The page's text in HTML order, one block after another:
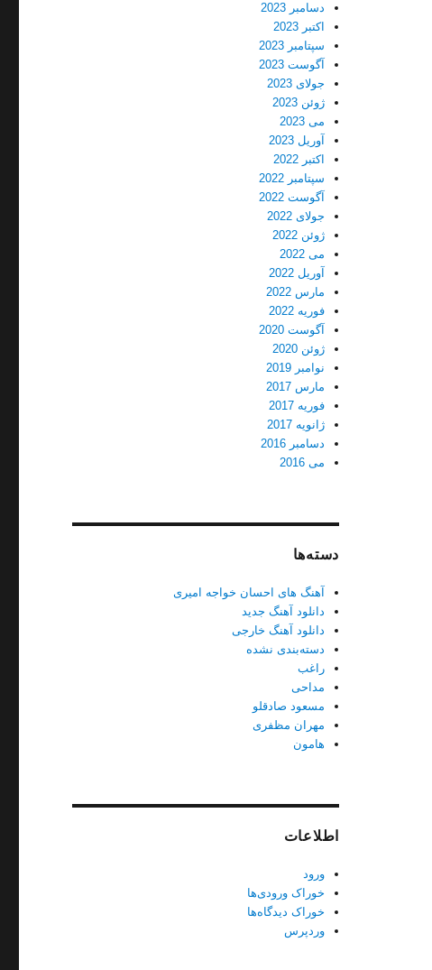
دسامبر 2023
اکتبر 2023
سپتامبر 2023
آگوست 2023
جولای 2023
ژوئن 2023
می 2023
آوریل 2023
اکتبر 2022
سپتامبر 2022
آگوست 2022
جولای 2022
ژوئن 2022
می 2022
آوریل 2022
مارس 2022
فوریه 2022
آگوست 2020
ژوئن 2020
نوامبر 2019
مارس 2017
فوریه 2017
ژانویه 2017
دسامبر 2016
می 2016
دسته‌ها
آهنگ های احسان خواجه امیری
دانلود آهنگ جدید
دانلود آهنگ خارجی
دسته‌بندی نشده
راغب
مداحی
مسعود صادقلو
مهران مظفری
هامون
اطلاعات
ورود
خوراک ورودی‌ها
خوراک دیدگاه‌ها
وردپرس